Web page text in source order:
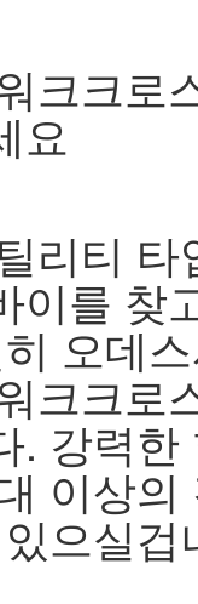
크크로
요
리티 타
이를 찾
오데
크크로
. 강력한
이상의
으실겁